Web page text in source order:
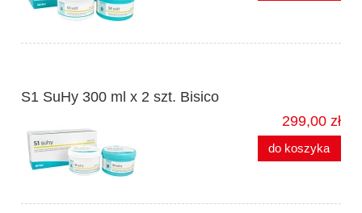
S1 SuHy 300 ml x 2 szt. Bisico
299,00 zł
do koszyka